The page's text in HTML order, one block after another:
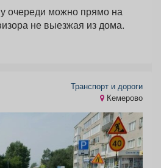
очереди можно прямо на
не выезжая из дома.
Транспорт и дороги
Кемерово